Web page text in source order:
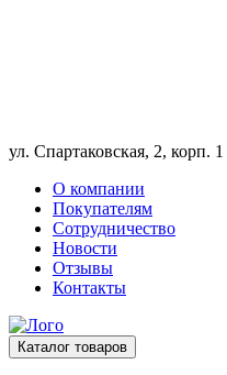
ул. Спартаковская, 2, корп. 1
О компании
Покупателям
Сотрудничество
Новости
Отзывы
Контакты
Каталог товаров